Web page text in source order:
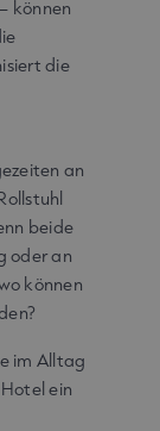
können
die
an
beide
oder an
können
im Alltag
ein